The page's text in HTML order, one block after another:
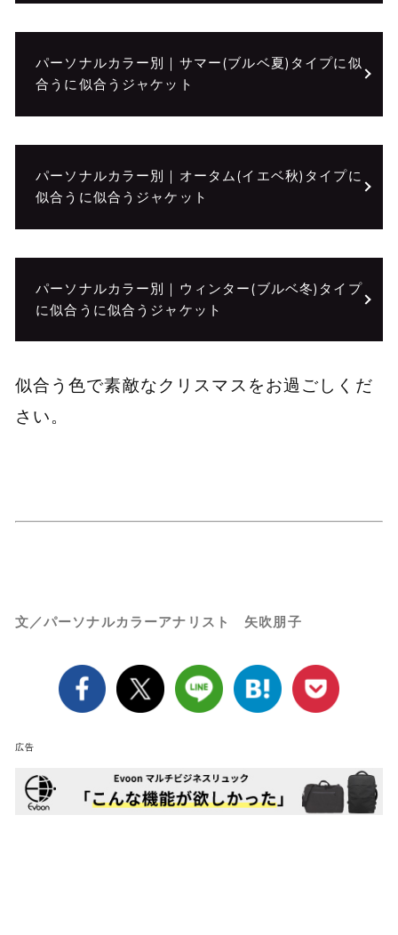
パーソナルカラー別｜サマー(ブルベ夏)タイプに似
合うに似合うジャケット
パーソナルカラー別｜オータム(イエベ秋)タイプに
似合うに似合うジャケット
パーソナルカラー別｜ウィンター(ブルベ冬)タイプ
に似合うに似合うジャケット
似合う色で素敵なクリスマスをお過ごしくだ
さい。
文／パーソナルカラーアナリスト 矢吹朋子
広告